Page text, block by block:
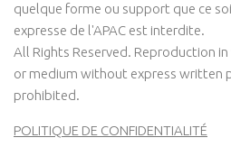
quelque forme ou support que ce
expresse de l'APAC est interdite.
All Rights Reserved. Reproduction
or medium without express written
prohibited.
POLITIQUE DE CONFIDENTIALITÉ